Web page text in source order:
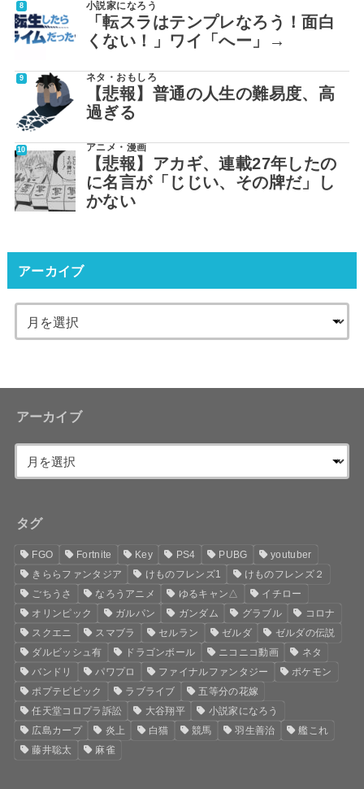
小説家になろう
「転スラはテンプレなろう！面白
くない！」ワイ「へー」→
ネタ・おもしろ
【悲報】普通の人生の難易度、高
過ぎる
アニメ・漫画
【悲報】アカギ、連載27年したの
に名言が「じじい、その牌だ」し
かない
アーカイブ
アーカイブ
タグ
FGO Fortnite Key PS4 PUBG
youtuber
きららファンタジア
けものフレンズ1
けものフレンズ２
ごちうさ
なろうアニメ ゆるキャン△
イチロー
オリンピック
ガルパン ガンダム グラブル
コロナ
スクエニ
スマブラ セルラン ゼルダ
ゼルダの伝説
ダルビッシュ有
ドラゴンボール ニコニコ動画
ネタ
バンドリ
パワプロ ファイナルファンタジー
ポケモン
ポプテピピック
ラブライブ
五等分の花嫁
任天堂コロプラ訴訟
大谷翔平
小説家になろう
広島カープ
炎上 白猫 競馬 羽生善治
艦これ
藤井聡太
麻雀